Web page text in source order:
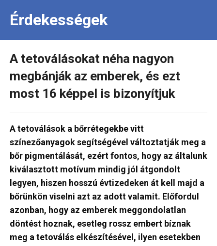
Érdekességek
A tetoválásokat néha nagyon
megbánják az emberek, és ezt
most 16 képpel is bizonyítjuk
A tetoválások a bőrrétegekbe vitt
színezőanyagok segítségével változtatják meg a
bőr pigmentálását, ezért fontos, hogy az általunk
kiválasztott motívum mindig jól átgondolt
legyen, hiszen hosszú évtizedeken át kell majd a
bőrünkön viselni azt az adott valamit. Előfordul
azonban, hogy az emberek meggondolatlan
döntést hoznak, esetleg rossz embert bíznak
meg a tetoválás elkészítésével, ilyen esetekben